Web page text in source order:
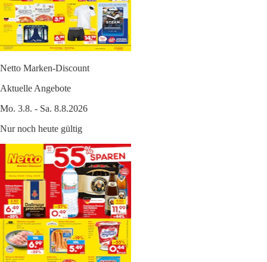
Netto Marken-Discount
Aktuelle Angebote
Mo. 3.8. - Sa. 8.8.2026
Nur noch heute gültig